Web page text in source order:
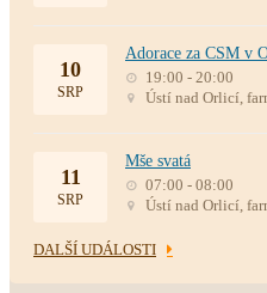
10
SRP
Adorace za CSM v
19:00 - 20:00
Ústí nad Orlicí,
11
SRP
Mše svatá
07:00 - 08:00
Ústí nad Orlicí,
DALŠÍ UDÁLOSTI